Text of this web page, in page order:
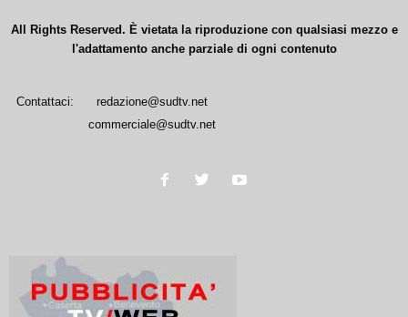
All Rights Reserved. È vietata la riproduzione con qualsiasi mezzo e
l'adattamento anche parziale di ogni contenuto
Contattaci:
redazione@sudtv.net
commerciale@sudtv.net